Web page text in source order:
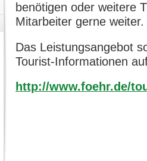
benötigen oder weitere
Mitarbeiter gerne weiter.
Das Leistungsangebot
Tourist-Informationen
http://www.foehr.de/